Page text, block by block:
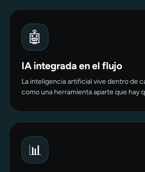
🤖
IA integrada en el flujo
La inteligencia artificial vive dentro de
como una herramienta aparte que hay
📊